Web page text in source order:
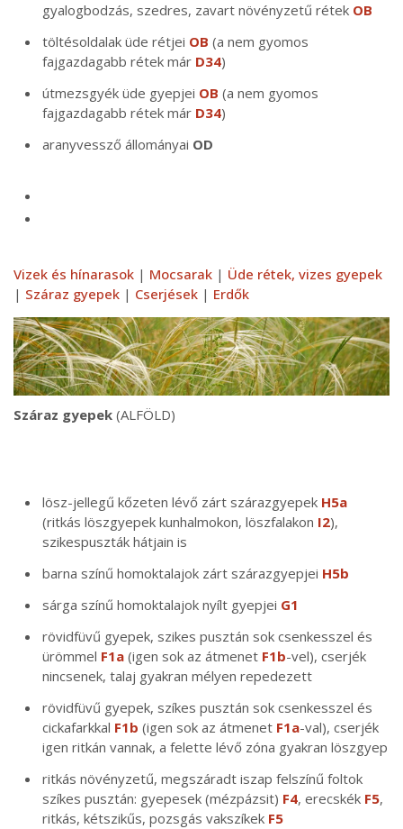
gyalogbodzás, szedres, zavart növényzetű rétek OB
töltésoldalak üde rétjei OB (a nem gyomos
fajgazdagabb rétek már D34)
útmezsgyék üde gyepjei OB (a nem gyomos
fajgazdagabb rétek már D34)
aranyvessző állományai OD
Vizek és hínarasok | Mocsarak | Üde rétek, vizes gyepek
| Száraz gyepek | Cserjések | Erdők
Száraz gyepek (ALFÖLD)
lösz-jellegű kőzeten lévő zárt szárazgyepek H5a
(ritkás löszgyepek kunhalmokon, löszfalakon I2),
szikespuszták hátjain is
barna színű homoktalajok zárt szárazgyepjei H5b
sárga színű homoktalajok nyílt gyepjei G1
rövidfüvű gyepek, szikes pusztán sok csenkesszel és
ürömmel F1a(igen sok az átmenet F1b-vel), cserjék
nincsenek, talaj gyakran mélyen repedezett
rövidfüvű gyepek, szíkes pusztán sok csenkesszel és
cickafarkkal F1b (igen sok az átmenet F1a-val), cserjék
igen ritkán vannak, a felette lévő zóna gyakran löszgyep
ritkás növényzetű, megszáradt iszap felszínű foltok
szíkes pusztán: gyepesek (mézpázsit) F4, erecskék F5,
ritkás, kétszikűs, pozsgás vakszíkek F5